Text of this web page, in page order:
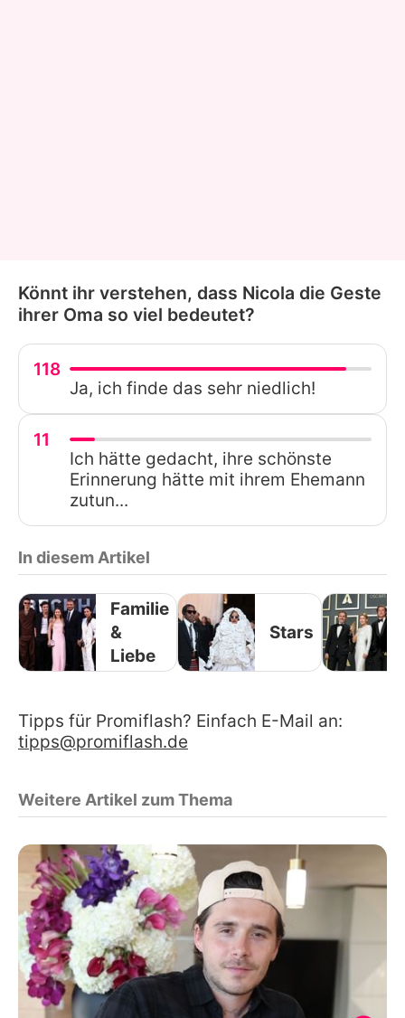
Könnt ihr verstehen, dass Nicola die Geste
ihrer Oma so viel bedeutet?
118
Ja, ich finde das sehr niedlich!
11
Ich hätte gedacht, ihre schönste
Erinnerung hätte mit ihrem Ehemann
zutun...
In diesem Artikel
Familie
&
Liebe
Stars
Tipps für Promiflash? Einfach E-Mail an:
tipps@promiflash.de
Weitere Artikel zum Thema